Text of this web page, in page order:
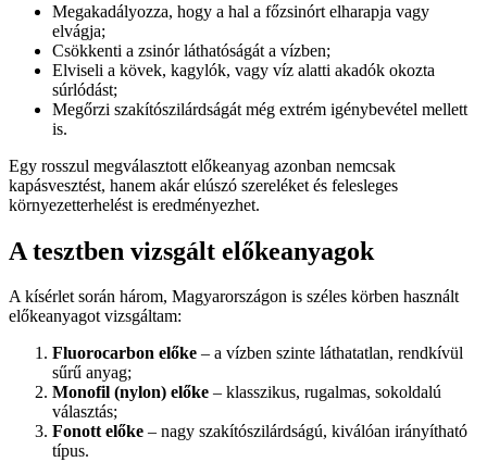
Megakadályozza, hogy a hal a főzsinórt elharapja vagy
elvágja;
Csökkenti a zsinór láthatóságát a vízben;
Elviseli a kövek, kagylók, vagy víz alatti akadók okozta
súrlódást;
Megőrzi szakítószilárdságát még extrém igénybevétel mellett
is.
Egy rosszul megválasztott előkeanyag azonban nemcsak
kapásvesztést, hanem akár elúszó szereléket és felesleges
környezetterhelést is eredményezhet.
A tesztben vizsgált előkeanyagok
A kísérlet során három, Magyarországon is széles körben használt
előkeanyagot vizsgáltam:
Fluorocarbon előke – a vízben szinte láthatatlan, rendkívül
sűrű anyag;
Monofil (nylon) előke – klasszikus, rugalmas, sokoldalú
választás;
Fonott előke – nagy szakítószilárdságú, kiválóan irányítható
típus.